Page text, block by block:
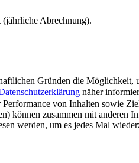
Abrechnung).
Gründen die Möglichkeit,
näher
von Inhalten sowie
können zusammen mit
werden, um es jedes Mal